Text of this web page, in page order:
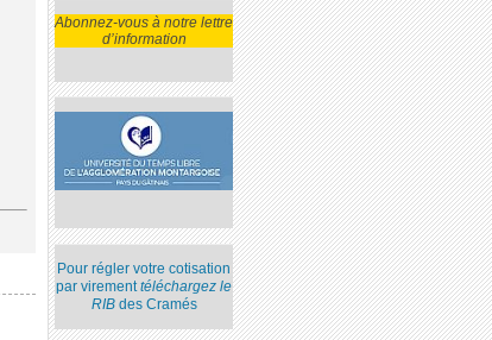
Abonnez-vous à notre lettre
d’information
Pour régler votre cotisation
par virementtéléchargez le
RIBdes Cramés